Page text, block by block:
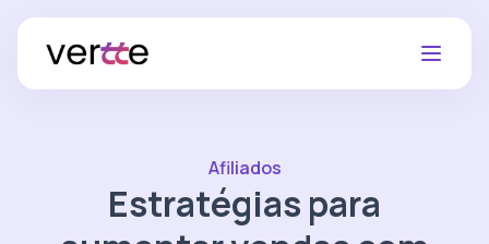
Afiliados
Estratégias para